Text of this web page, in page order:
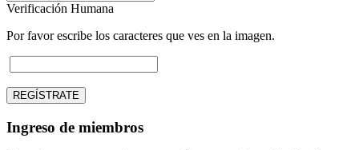
Verificación Humana
Por favor escribe los caracteres que ves en la imagen.
REGÍSTRATE
Ingreso de miembros